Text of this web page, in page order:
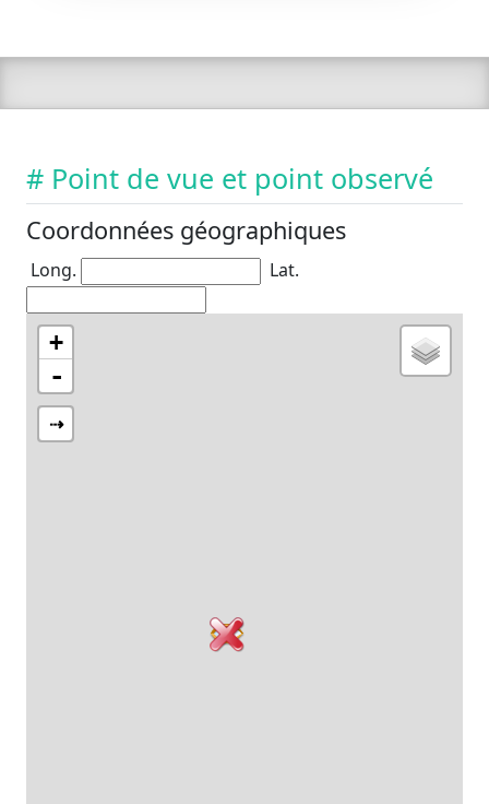
# Point de vue et point observé
Coordonnées géographiques
Long. Lat.
+
-
⇢